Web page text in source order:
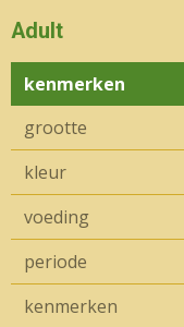
Adult
kenmerken
grootte
kleur
voeding
periode
kenmerken